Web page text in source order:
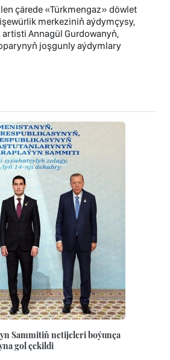
çärede «Türkmengaz» döwlet
merkeziniň aýdymçysy,
Annagül Gurdowanyň,
joşgunly aýdymlary
Sammitiň netijeleri boýunça
gol çekildi